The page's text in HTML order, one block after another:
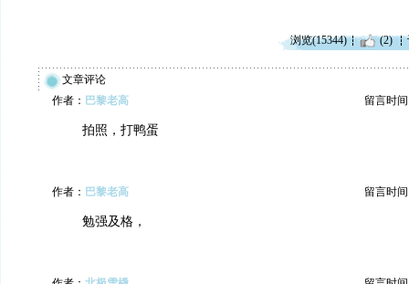
浏览(15344) (2)
文章评论
作者： 巴黎老高 留言时间
拍照，打鸭蛋
作者： 巴黎老高 留言时间
勉强及格，